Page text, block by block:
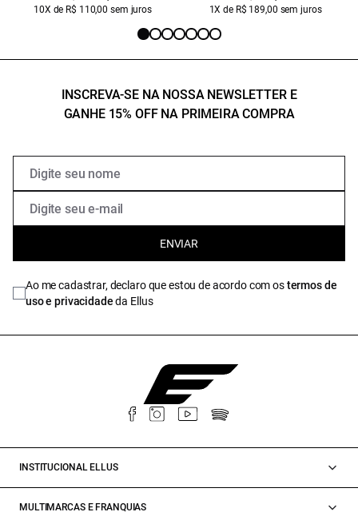
10X de R$ 110,00 sem juros 1X de R$ 189,00 sem juros
INSCREVA-SE NA NOSSA NEWSLETTER E
GANHE 15% OFF NA PRIMEIRA COMPRA
ENVIAR
Ao me cadastrar, declaro que estou de acordo com ostermos de
uso e privacidadeda Ellus
INSTITUCIONAL ELLUS
MULTIMARCAS E FRANQUIAS